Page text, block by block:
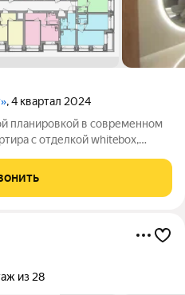
, 4 квартал 2024
планировкой в современном
с отделкой whitebox,
пин кодом, отпечатком
из 28